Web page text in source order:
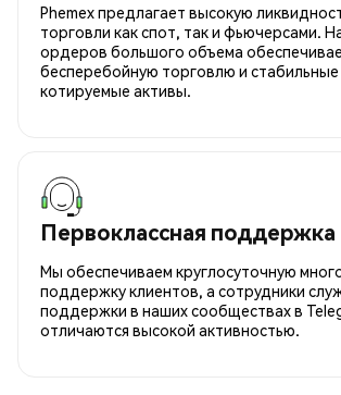
Phemex предлагает высокую
торговли как спот, так и фьючерсами.
ордеров большого объема
бесперебойную торговлю и стабильные
котируемые активы.
Первоклассная поддержка
Мы обеспечиваем круглосуточную
поддержку клиентов, а сотрудники
поддержки в наших сообществах в
отличаются высокой активностью.